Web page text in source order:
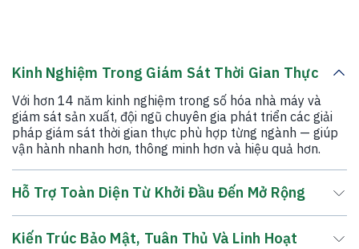
Kinh Nghiệm Trong Giám Sát Thời Gian Thực
Với hơn 14 năm kinh nghiệm trong số hóa nhà máy và
giám sát sản xuất, đội ngũ chuyên gia phát triển các giải
pháp giám sát thời gian thực phù hợp từng ngành — giúp
vận hành nhanh hơn, thông minh hơn và hiệu quả hơn.
Hỗ Trợ Toàn Diện Từ Khởi Đầu Đến Mở Rộng
Kiến Trúc Bảo Mật, Tuân Thủ Và Linh Hoạt